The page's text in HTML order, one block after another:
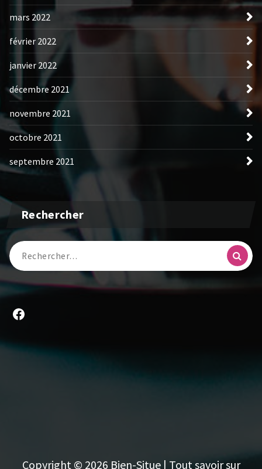
mars 2022
février 2022
janvier 2022
décembre 2021
novembre 2021
octobre 2021
septembre 2021
Rechercher
Recherche
pour :
Copyright © 2026 Bien-Situe | Tout savoir sur